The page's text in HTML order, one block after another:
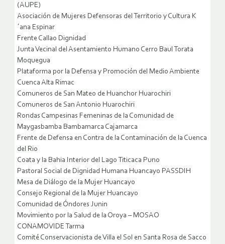
(AUPE)
Asociación de Mujeres Defensoras del Territorio y Cultura K
´ana Espinar
Frente Callao Dignidad
Junta Vecinal del Asentamiento Humano Cerro Baul Torata
Moquegua
Plataforma por la Defensa y Promoción del Medio Ambiente
Cuenca Alta Rimac
Comuneros de San Mateo de Huanchor Huarochiri
Comuneros de San Antonio Huarochiri
Rondas Campesinas Femeninas de la Comunidad de
Maygasbamba Bambamarca Cajamarca
Frente de Defensa en Contra de la Contaminación de la Cuenca
del Rio
Coata y la Bahia Interior del Lago Titicaca Puno
Pastoral Social de Dignidad Humana Huancayo PASSDIH
Mesa de Diálogo de la Mujer Huancayo
Consejo Regional de la Mujer Huancayo
Comunidad de Óndores Junin
Movimiento por la Salud de la Oroya – MOSAO
CONAMOVIDE Tarma
Comité Conservacionista de Villa el Sol en Santa Rosa de Sacco